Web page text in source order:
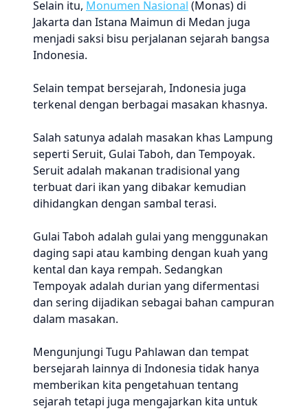
Selain itu, Monumen Nasional (Monas) di
Jakarta dan Istana Maimun di Medan juga
menjadi saksi bisu perjalanan sejarah bangsa
Indonesia.
Selain tempat bersejarah, Indonesia juga
terkenal dengan berbagai masakan khasnya.
Salah satunya adalah masakan khas Lampung
seperti Seruit, Gulai Taboh, dan Tempoyak.
Seruit adalah makanan tradisional yang
terbuat dari ikan yang dibakar kemudian
dihidangkan dengan sambal terasi.
Gulai Taboh adalah gulai yang menggunakan
daging sapi atau kambing dengan kuah yang
kental dan kaya rempah. Sedangkan
Tempoyak adalah durian yang difermentasi
dan sering dijadikan sebagai bahan campuran
dalam masakan.
Mengunjungi Tugu Pahlawan dan tempat
bersejarah lainnya di Indonesia tidak hanya
memberikan kita pengetahuan tentang
sejarah tetapi juga mengajarkan kita untuk